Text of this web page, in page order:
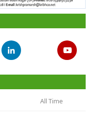
All Time